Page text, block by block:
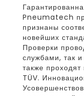
Pneumatech
признаны
новейших
Проверки
службами, так
также
TÜV.